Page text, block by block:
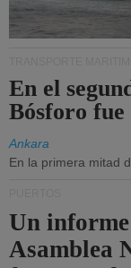
En el
Bósforo
Ankara
En la primera mitad
Un
Asamblea